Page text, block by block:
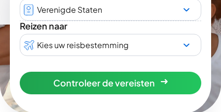
Verenigde Staten
Reizen naar
Kies uw reisbestemming
Controleer de vereisten